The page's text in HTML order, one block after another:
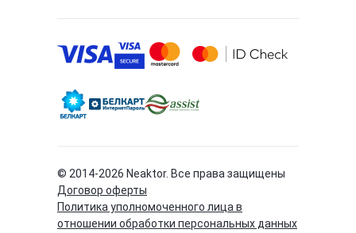
© 2014-2026 Neaktor. Все права защищены
Договор оферты
Политика уполномоченного лица в
отношении обработки персональных данных